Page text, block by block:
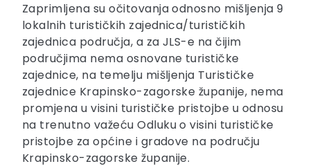
Zaprimljena su očitovanja odnosno mišljenja 9
lokalnih turističkih zajednica/turističkih
zajednica područja, a za JLS-e na čijim
područjima nema osnovane turističke
zajednice, na temelju mišljenja Turističke
zajednice Krapinsko-zagorske županije, nema
promjena u visini turističke pristojbe u odnosu
na trenutno važeću Odluku o visini turističke
pristojbe za općine i gradove na području
Krapinsko-zagorske županije.